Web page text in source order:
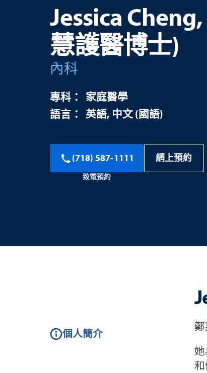
Jessica
慧護醫博士)
內科
家庭醫學
英語 中文 (國語)
(718) 587-1111
致電預約
網上預約
個人簡介
和